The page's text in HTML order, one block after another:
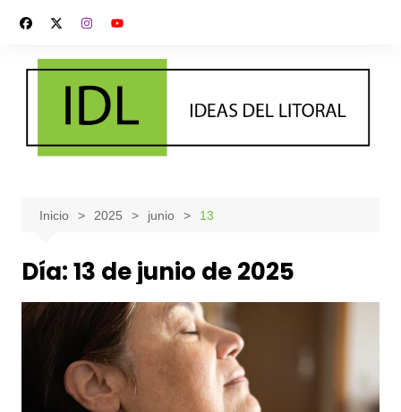
contenido
Inicio 2025 junio 13
Día:13 de junio de 2025